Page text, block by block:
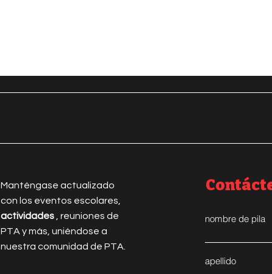
Manténgase actualizado
con los eventos escolares,
actividades, reuniones de
PTA y más, uniéndose a
nuestra comunidad de PTA.
nombre de pila
apellido